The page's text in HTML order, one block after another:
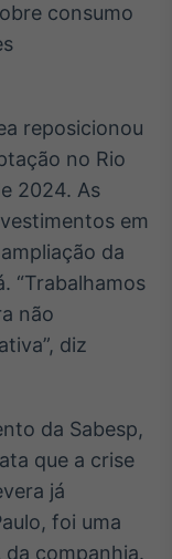
consumo
reposicionou
no Rio
2024. As
em
da
“Trabalhamos
não
diz
da Sabesp,
que a crise
já
foi uma
da companhia.